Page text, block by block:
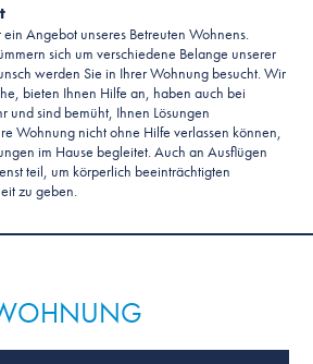
Angebot unseres Betreuten Wohnens.
sich um verschiedene Belange unserer
werden Sie in Ihrer Wohnung besucht. Wir
bieten Ihnen Hilfe an, haben auch bei
und sind bemüht, Ihnen Lösungen
Wohnung nicht ohne Hilfe verlassen können,
im Hause begleitet. Auch an Ausflügen
teil, um körperlich beeinträchtigten
zu geben.